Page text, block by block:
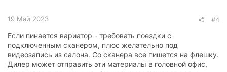
повредить вариатор. Требуйте его бесплатного
(гарантийного) осмотра при вас со снятием поддона.
Обратите внимание на цвет масла, наличие стружек,
механических дефектов. Если что-то таковое будет, то
требуйте замены вариатора по гарантии, ну или как
минимум его очень грамотной капиталки.
19 Май 2023 #4
Если пинается вариатор - требовать поездки с
подключенным сканером, плюс желательно под
видеозапись из салона. Со сканера все пишется на флешку.
Дилер может отправить эти материалы в головной офис,